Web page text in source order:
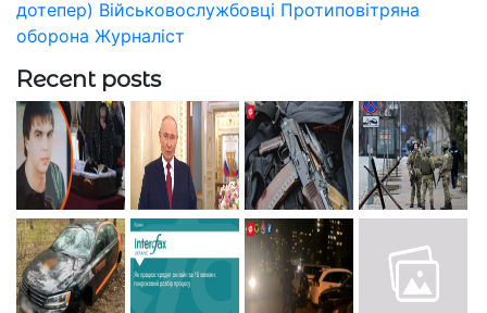
дотепер) Військовослужбовці Протиповітряна
оборона Журналіст
Recent posts